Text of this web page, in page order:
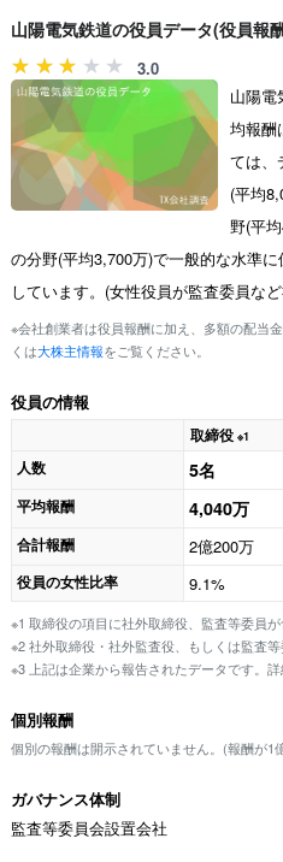
山陽電気鉄道の役員データ(役員報
3.0
山陽電
均報酬
ては、
(平均
野(平
の分野(平均3,700万)で一般的な水準
しています。(女性役員が監査委員な
※会社創業者は役員報酬に加え、多額の配当
くは大株主情報をご覧ください。
役員の情報
取締役 ※1
人数 5名
平均報酬 4,040万
合計報酬 2億200万
役員の女性比率 9.1%
※1 取締役の項目に社外取締役、監査等委員が
※2 社外取締役・社外監査役、もしくは監査等
※3 上記は企業から報告されたデータです。詳
個別報酬
個別の報酬は開示されていません。(報酬が1
ガバナンス体制
監査等委員会設置会社